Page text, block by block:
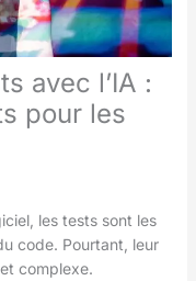
avec l’IA :
pour les
les tests sont les
code. Pourtant, leur
complexe.